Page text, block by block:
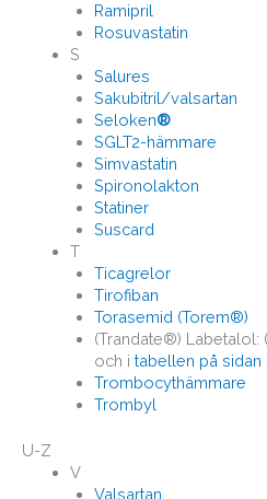
Ramipril
Rosuvastatin
S
Salures
Sakubitril/valsartan
Seloken®
SGLT2-hämmare
Simvastatin
Spironolakton
Statiner
Suscard
T
Ticagrelor
Tirofiban
Torasemid (Torem®)
(Trandate®) Labetalol:
och i tabellen på
Trombocythämmare
Trombyl
U-Z
V
Valsartan